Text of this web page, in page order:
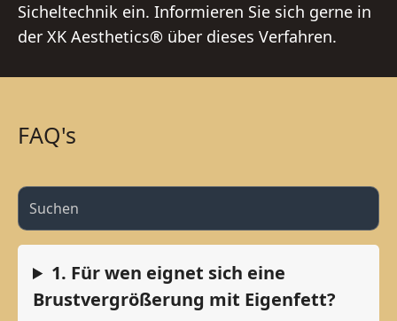
Sicheltechnik ein. Informieren Sie sich gerne in
der XK Aesthetics® über dieses Verfahren.
FAQ's
1. Für wen eignet sich eine
Brustvergrößerung mit Eigenfett?